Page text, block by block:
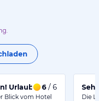
Urlaub pur!
6 / 6
Blick vom Hotel
Die